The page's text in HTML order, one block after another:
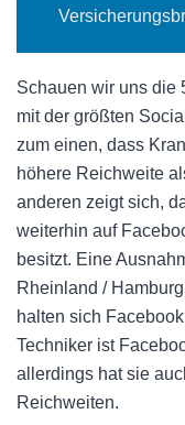
Schauen wir uns die
mit der größten
zum einen, dass
höhere Reichweite
anderen zeigt sich,
weiterhin auf
besitzt. Eine
Rheinland /
halten sich
Techniker ist
allerdings hat sie
Reichweiten.